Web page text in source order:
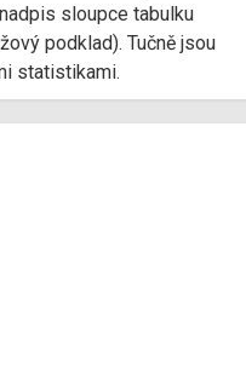
sloupce tabulku
podklad). Tučně jsou
statistikami.